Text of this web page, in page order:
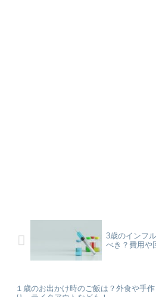
3歳のインフ
べき？費用や
１歳のお出かけ時のご飯は？外食や手作